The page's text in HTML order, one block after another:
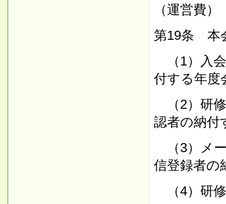
（運営費）
第19条 本
（1）入
付する年度
（2）研
認者の納付
（3）メ
信登録者の
（4）研